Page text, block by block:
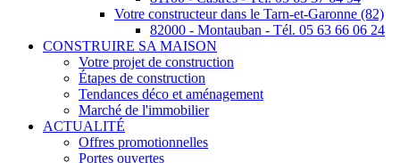
Votre constructeur dans le Tarn-et-Garonne (82)
82000 - Montauban - Tél. 05 63 66 06 24
CONSTRUIRE SA MAISON
Votre projet de construction
Étapes de construction
Tendances déco et aménagement
Marché de l'immobilier
ACTUALITÉ
Offres promotionnelles
Portes ouvertes